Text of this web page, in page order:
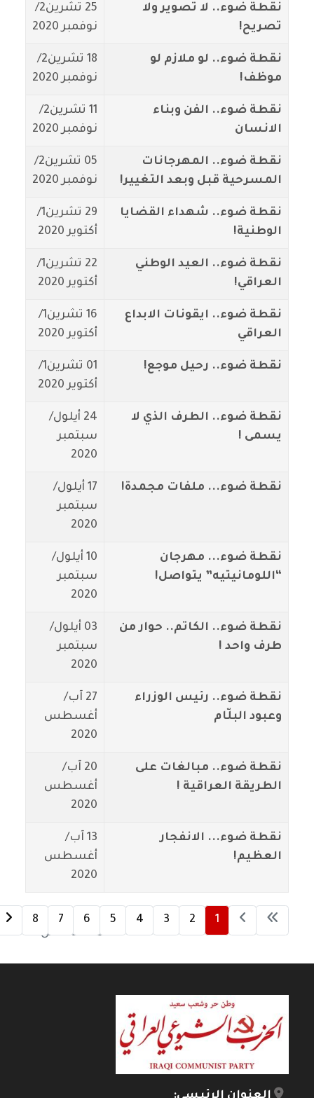
نقطة ضوء.. لا تصوير ولا
تصريح!
25 تشرين2/
نوفمبر 2020
نقطة ضوء.. لو ملازم لو
موظف!
18 تشرين2/
نوفمبر 2020
نقطة ضوء.. الفن وبناء
الانسان
11 تشرين2/
نوفمبر 2020
نقطة ضوء.. المهرجانات
المسرحية قبل وبعد التغيير!
05 تشرين2/
نوفمبر 2020
نقطة ضوء.. شهداء القضايا
الوطنية!
29 تشرين1/
أكتوير 2020
نقطة ضوء.. العيد الوطني
العراقي!
22 تشرين1/
أكتوير 2020
نقطة ضوء.. ايقونات الابداع
العراقي
16 تشرين1/
أكتوير 2020
نقطة ضوء.. رحيل موجع!
01 تشرين1/
أكتوير 2020
نقطة ضوء.. الطرف الذي لا
يسمى !
24 أيلول/
سبتمبر
2020
نقطة ضوء... ملفات مجمدة!
17 أيلول/
سبتمبر
2020
نقطة ضوء... مهرجان
“اللومانيتيه” يتواصل!
10 أيلول/
سبتمبر
2020
نقطة ضوء.. الكاتم.. حوار من
طرف واحد !
03 أيلول/
سبتمبر
2020
نقطة ضوء.. رئيس الوزراء
وعبود البلّام
27 آب/
أغسطس
2020
نقطة ضوء.. مبالغات على
الطريقة العراقية !
20 آب/
أغسطس
2020
نقطة ضوء... الانفجار
العظيم!
13 آب/
أغسطس
2020
الصفحة 1 من 8
1
2
3
4
5
6
7
8